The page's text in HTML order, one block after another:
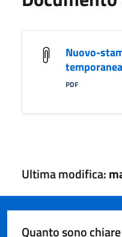
Nuovo-
PDF
Ultima modifica:
Quanto sono